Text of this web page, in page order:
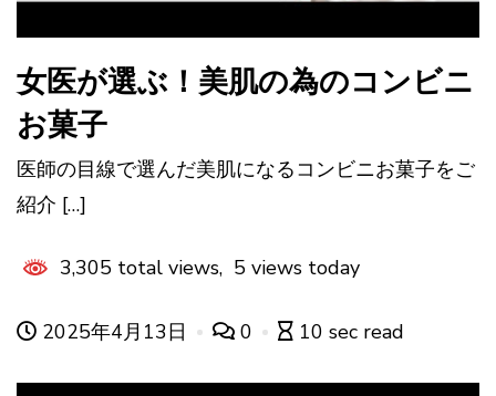
女医が選ぶ！美肌の為のコンビニ
お菓子
医師の目線で選んだ美肌になるコンビニお菓子をご
紹介 […]
3,305 total views, 5 views today
2025年4月13日 0 10 sec read